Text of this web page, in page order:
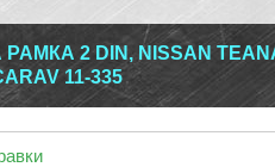
2 DIN, NISSAN
11-335